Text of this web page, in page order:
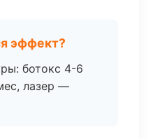
эффект?
ботокс 4-6
лазер —